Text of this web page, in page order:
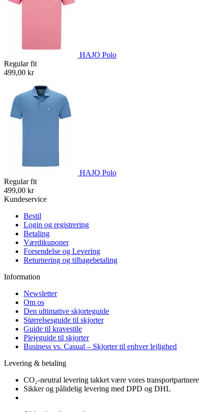
HAJO Polo
Regular fit
499,00 kr
HAJO Polo
Regular fit
499,00 kr
Kundeservice
Bestil
Login og registrering
Betaling
Værdikuponer
Forsendelse og Levering
Returnering og tilbagebetaling
Information
Newsletter
Om os
Den ultimative skjorteguide
Størrelsesguide til skjorter
Guide til kravestile
Plejeguide til skjorter
Business vs. Casual – Skjorter til enhver lejlighed
Levering & betaling
CO₂-neutral levering takket være vores transportpartnere
Sikker og pålidelig levering med DPD og DHL